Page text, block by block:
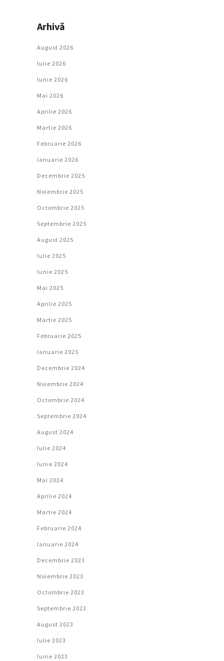
Arhivă
August 2026
Iulie 2026
Iunie 2026
Mai 2026
Aprilie 2026
Martie 2026
Februarie 2026
Ianuarie 2026
Decembrie 2025
Noiembrie 2025
Octombrie 2025
Septembrie 2025
August 2025
Iulie 2025
Iunie 2025
Mai 2025
Aprilie 2025
Martie 2025
Februarie 2025
Ianuarie 2025
Decembrie 2024
Noiembrie 2024
Octombrie 2024
Septembrie 2024
August 2024
Iulie 2024
Iunie 2024
Mai 2024
Aprilie 2024
Martie 2024
Februarie 2024
Ianuarie 2024
Decembrie 2023
Noiembrie 2023
Octombrie 2023
Septembrie 2023
August 2023
Iulie 2023
Iunie 2023